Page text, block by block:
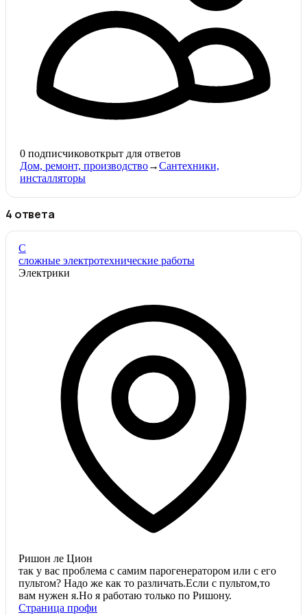
0 подписчиковоткрыт для ответов
Дом, ремонт, производство→Сантехники,
инсталляторы
4 ответа
С
сложные электротехнические работы
Электрики
Ришон ле Цион
так у вас проблема с самим парогенератором или с его
пультом? Надо же как то различать.Если с пультом,то
вам нужен я.Но я работаю только по Ришону.
Страница профи